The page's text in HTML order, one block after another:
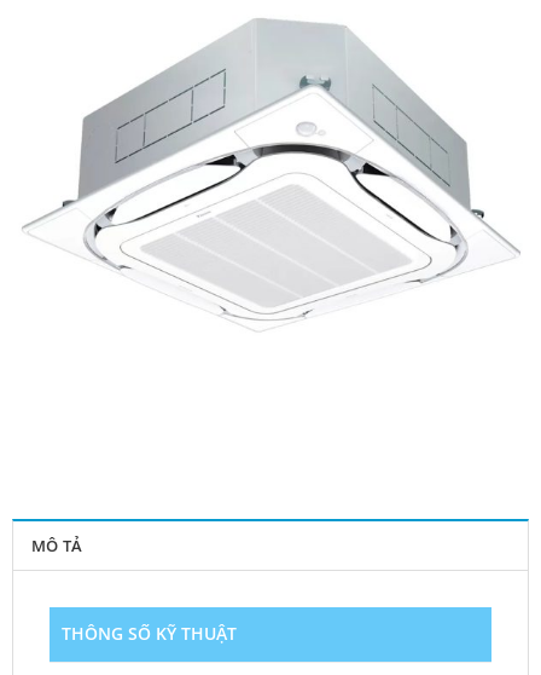
MÔ TẢ
THÔNG SỐ KỸ THUẬT